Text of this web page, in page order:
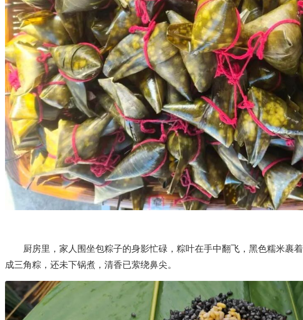
厨房里，家人围坐包粽子的身影忙碌，粽叶在手中翻飞，黑色糯米裹
成三角粽，还未下锅煮，清香已萦绕鼻尖。